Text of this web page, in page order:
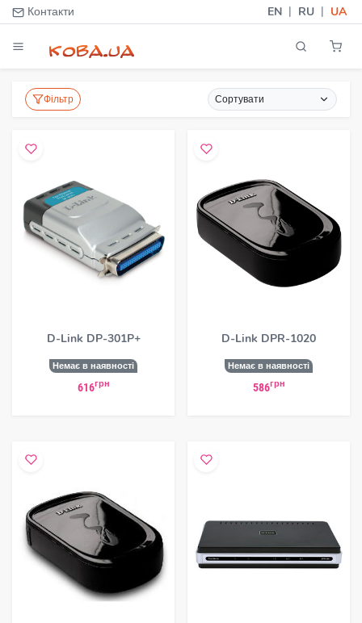
Контакти EN | RU | UA
Фільтр Сортувати
D-Link DP-301P+
Немає в наявності
616грн
D-Link DPR-1020
Немає в наявності
586грн